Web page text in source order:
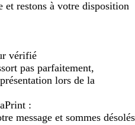
et restons à votre disposition
vérifié
pas parfaitement,
lors de la
:
message et sommes désolés